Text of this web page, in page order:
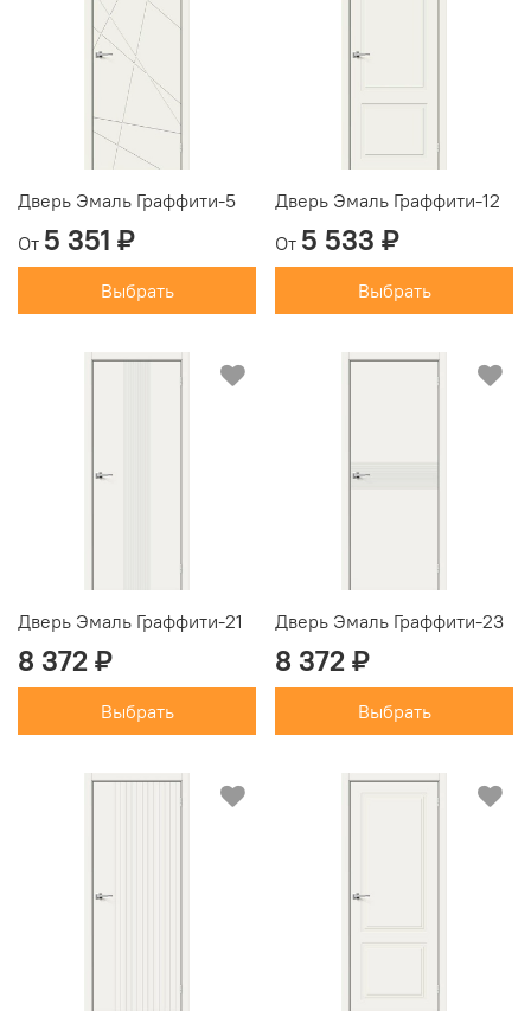
Дверь Эмаль Граффити-5
От 5 351 ₽
Выбрать
Дверь Эмаль Граффити-12
От 5 533 ₽
Выбрать
Дверь Эмаль Граффити-21
8 372 ₽
Выбрать
Дверь Эмаль Граффити-23
8 372 ₽
Выбрать